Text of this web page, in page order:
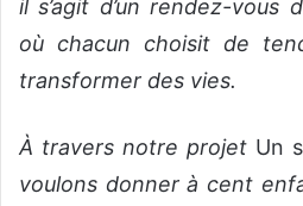
il s’agit d’un rendez-
où chacun choisit de
transformer des vies.
À travers notre projet Un
voulons donner à cent